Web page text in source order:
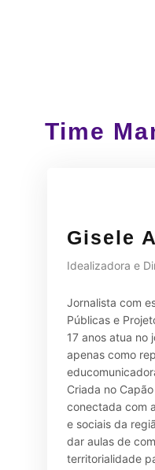
Time
Gisele
Idealizadora e
Jornalista com
Públicas e
17 anos atua no
apenas como
Criada no
conectada com
e sociais da
dar aulas de
territorialidade